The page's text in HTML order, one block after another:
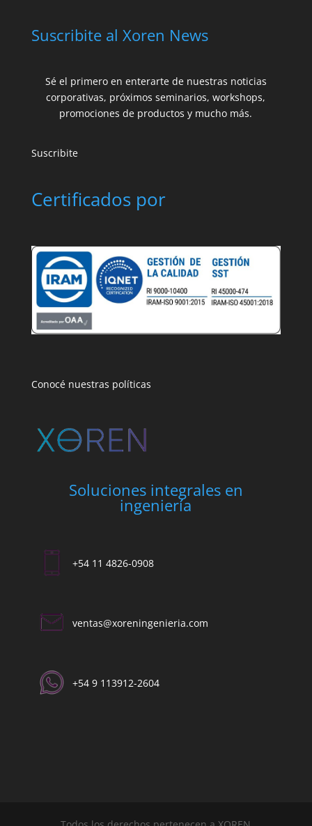
Suscribite al Xoren News
Sé el primero en enterarte de nuestras noticias
corporativas, próximos seminarios, workshops,
promociones de productos y mucho más.
Suscribite
Certificados por
Conocé nuestras políticas
Soluciones integrales en
ingeniería
+54 11 4826-0908
ventas@xoreningenieria.com​
+54 9 113912-2604​